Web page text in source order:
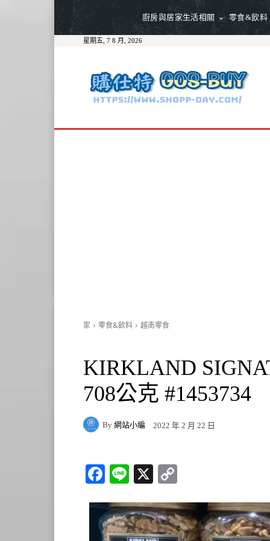
廚房與居家生活相關 零食&飲料
星期五, 7 8 月, 2026
家 零食&飲料 越南零食
KIRKLAND
708公克 #1453734
By 網站小編 2022 年 2 月 22 日
Fa
bo
ok
Li
X
y
Li